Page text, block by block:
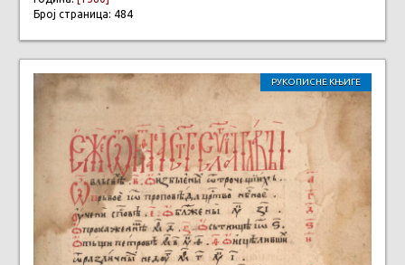
Број страница: 484
РУКОПИСНЕ КЊИГЕ